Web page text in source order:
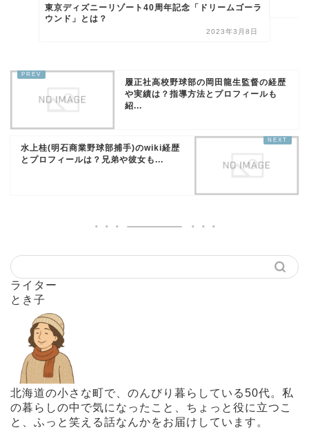
東京ディズニーリゾート40周年記念「ドリームゴーラ
ウンド」とは？
2023年3月8日
履正社高校野球部の岡田龍生監督の経歴
や実績は？指導方法とプロフィールも
紹...
水上桂(明石商業野球部捕手)のwiki経歴
とプロフィールは？兄弟や彼女も...
ライター
とき子
北海道の小さな町で、のんびり暮らしている50代。私
の暮らしの中で気になったこと、ちょっと役に立つこ
と、ふっと笑える話なんかをお届けしています。